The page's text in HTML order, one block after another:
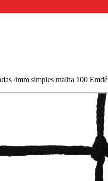
4mm simples malha 100 Emdé